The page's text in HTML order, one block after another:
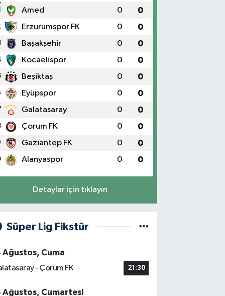
Amed 0 0
Erzurumspor FK 0 0
Başakşehir 0 0
Kocaelispor 0 0
Beşiktaş 0 0
Eyüpspor 0 0
Galatasaray 0 0
Çorum FK 0 0
Gaziantep FK 0 0
Alanyaspor 0 0
Detaylar için tıklayın
Süper Lig Fikstür
Ağustos, Cuma
- Çorum FK
21:30
Ağustos, Cumartesi